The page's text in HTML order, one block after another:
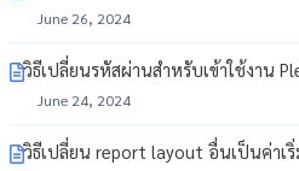
June 26, 2024
วิธีเปลี่ยนรหัสผ่านสำหรับเข้าใช้งาน
June 24, 2024
วิธีเปลี่ยน report layout อื่นเป็นค่าเ